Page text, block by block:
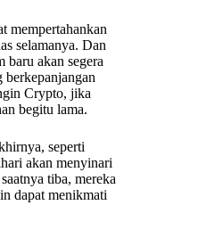
mempertahankan
selamanya. Dan
baru akan segera
berkepanjangan
Crypto, jika
begitu lama.
seperti
akan menyinari
tiba, mereka
dapat menikmati